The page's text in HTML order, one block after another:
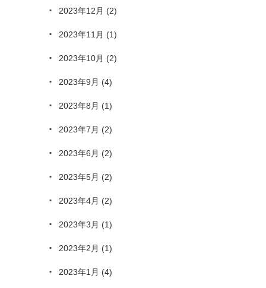
2023年12月 (2)
2023年11月 (1)
2023年10月 (2)
2023年9月 (4)
2023年8月 (1)
2023年7月 (2)
2023年6月 (2)
2023年5月 (2)
2023年4月 (2)
2023年3月 (1)
2023年2月 (1)
2023年1月 (4)